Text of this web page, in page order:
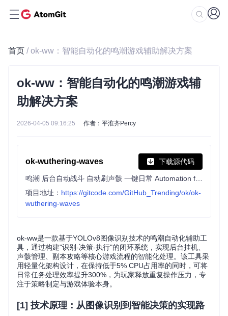
首页 / ok-ww：智能自动化的鸣潮游戏辅助解决方案
ok-ww：智能自动化的鸣潮游戏辅
助解决方案
2026-04-05 09:16:25 作者：平淮齐Percy
ok-wuthering-waves 下载源代码
项目地址： https://gitcode.com/GitHub_Trending/ok/ok-
wuthering-waves
ok-ww是一款基于YOLOv8图像识别技术的鸣潮自动化辅助工
具，通过构建"识别-决策-执行"的闭环系统，实现后台挂机、
声骸管理、副本攻略等核心游戏流程的智能化处理。该工具采
用轻量化架构设计，在保持低于5% CPU占用率的同时，可将
日常任务处理效率提升300%，为玩家释放重复操作压力，专
注于策略制定与游戏体验本身。
[1] 技术原理：从图像识别到智能决策的实现路